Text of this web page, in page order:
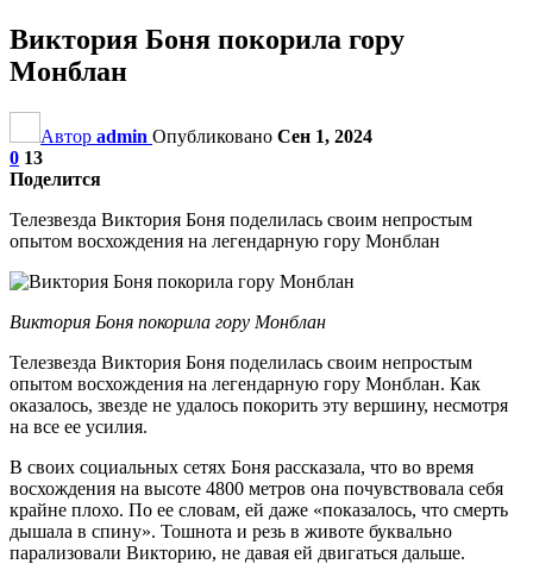
Виктория Боня покорила гору
Монблан
Автор admin Опубликовано Сен 1, 2024
0 13
Поделится
Телезвезда Виктория Боня поделилась своим непростым
опытом восхождения на легендарную гору Монблан
Виктория Боня покорила гору Монблан
Телезвезда Виктория Боня поделилась своим непростым
опытом восхождения на легендарную гору Монблан. Как
оказалось, звезде не удалось покорить эту вершину, несмотря
на все ее усилия.
В своих социальных сетях Боня рассказала, что во время
восхождения на высоте 4800 метров она почувствовала себя
крайне плохо. По ее словам, ей даже «показалось, что смерть
дышала в спину». Тошнота и резь в животе буквально
парализовали Викторию, не давая ей двигаться дальше.